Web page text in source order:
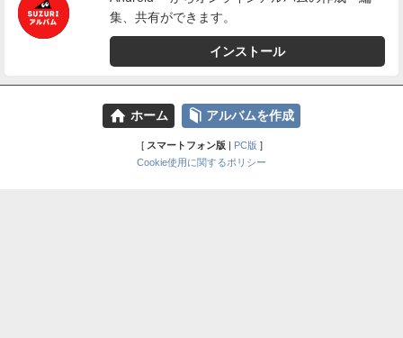
集、共有ができます。
インストール
⌂ ホーム 📕 アルバムを作成
[ スマートフォン版| PC版 ]
Cookie使用に関するポリシー